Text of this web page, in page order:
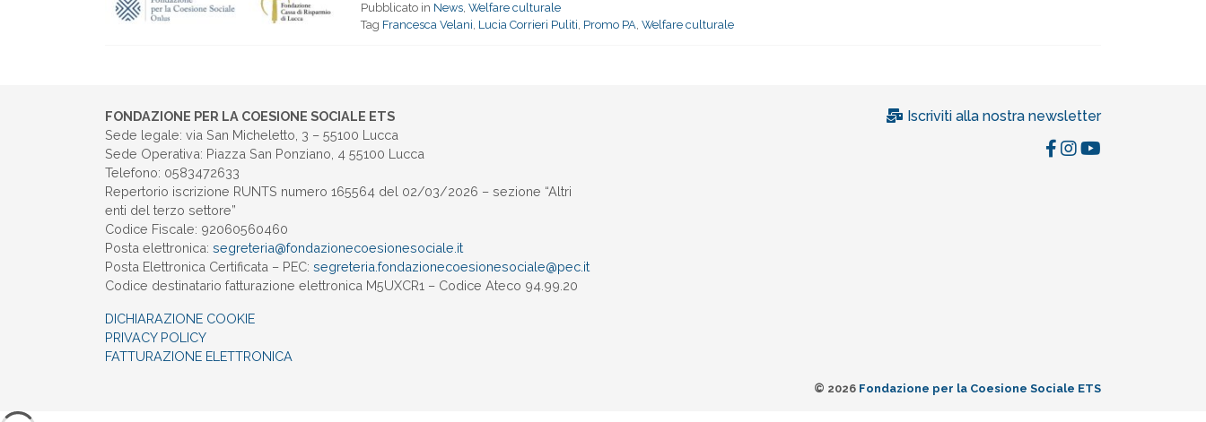
Pubblicato in News, Welfare culturale
Tag Francesca Velani, Lucia Corrieri Puliti, Promo PA, Welfare culturale
FONDAZIONE PER LA COESIONE SOCIALE ETS
Sede legale: via San Micheletto, 3 – 55100 Lucca
Sede Operativa: Piazza San Ponziano, 4 55100 Lucca
Telefono: 0583472633
Repertorio iscrizione RUNTS numero 165564 del 02/03/2026 – sezione “Altri
enti del terzo settore”
Codice Fiscale: 92060560460
Posta elettronica: segreteria@fondazionecoesionesociale.it
Posta Elettronica Certificata – PEC: segreteria. fondazionecoesionesociale@pec. it
Codice destinatario fatturazione elettronica M5UXCR1 – Codice Ateco 94.99.20
DICHIARAZIONE COOKIE
PRIVACY POLICY
FATTURAZIONE ELETTRONICA
Iscriviti alla nostra newsletter
© 2026 Fondazione per la Coesione Sociale ETS